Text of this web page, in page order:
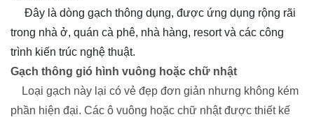
Đây là dòng gạch thông dụng, được ứng dụng rộng rãi
trong nhà ở, quán cà phê, nhà hàng, resort và các công
trình kiến trúc nghệ thuật.
Gạch thông gió hình vuông hoặc chữ nhật
Loại gạch này lại có vẻ đẹp đơn giản nhưng không kém
phần hiện đại. Các ô vuông hoặc chữ nhật được thiết kế